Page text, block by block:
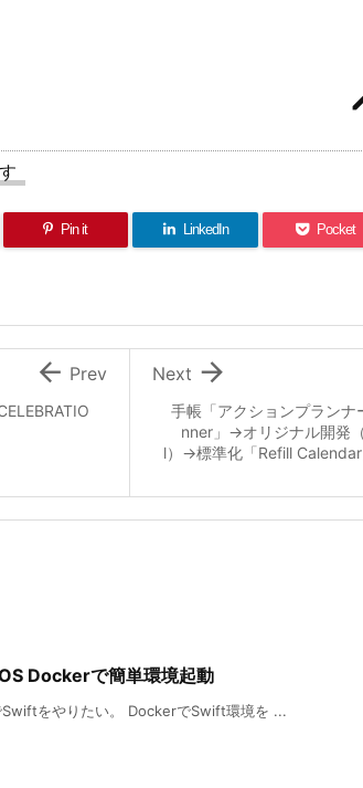
Pin it LinkedIn Pocket
手帳「アクションプラン
nner」→オリジナル開発
l）→標準化「Refill Calendar

Next
 Prev
Dockerで簡単環境起動
をやりたい。 DockerでSwift環境を ...